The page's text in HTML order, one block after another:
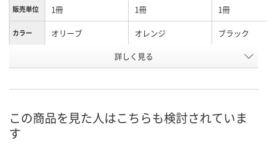
販売単位 1冊 1冊 1冊
カラー オリーブ オレンジ ブラック
X106917 X106912
8月11日（火）
詳しく見る
この商品を見た人はこちらも検討されていま
す